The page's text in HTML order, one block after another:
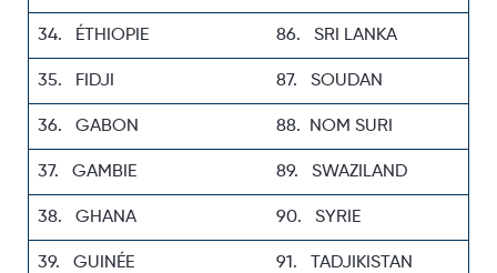
34. ÉTHIOPIE 86. SRI LANKA
35. FIDJI 87. SOUDAN
36. GABON 88. NOM SURI
37. GAMBIE 89. SWAZILAND
38. GHANA 90. SYRIE
39. GUINÉE 91. TADJIKISTAN